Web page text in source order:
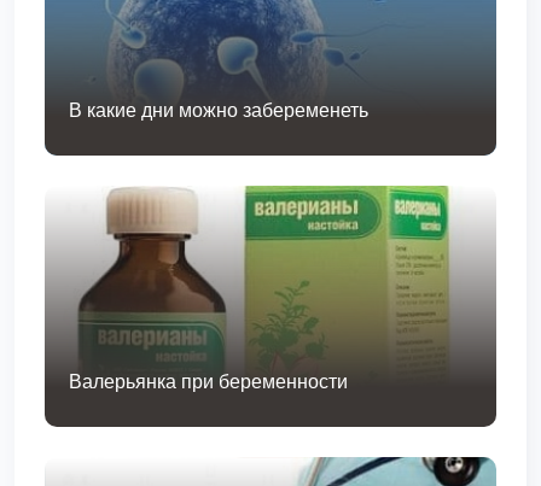
В какие дни можно забеременеть
Валерьянка при беременности